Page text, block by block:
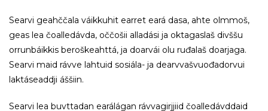
Searvi geahččala váikkuhit earret eará dasa, ahte olmmoš,
geas lea čoalledávda, oččošii alladási ja oktagaslaš divššu
orrunbáikkis beroškeahttá, ja doarvái olu ruđalaš doarjaga.
Searvi maid rávve lahtuid sosiála- ja dearvvašvuođadorvui
laktáseaddji áššiin.
Searvi lea buvttadan earálágan rávvagirjjiid čoalledávddaid